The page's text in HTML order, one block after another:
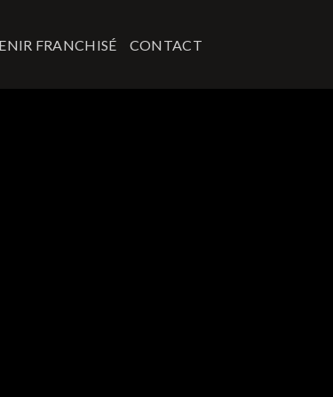
FRANCHISÉ CONTACT